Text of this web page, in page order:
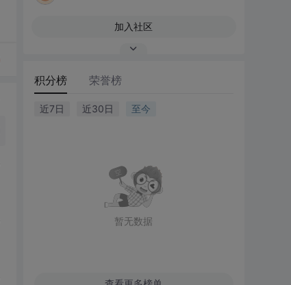
加入社区
积分榜 荣誉榜
近7日 近30日 至今
暂无数据